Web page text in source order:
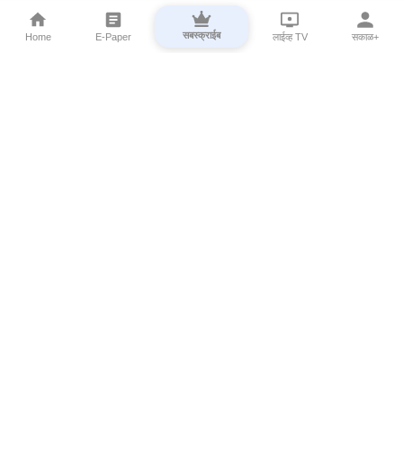
Home E-Paper सबस्क्राईब लाईव्ह TV सकाळ+